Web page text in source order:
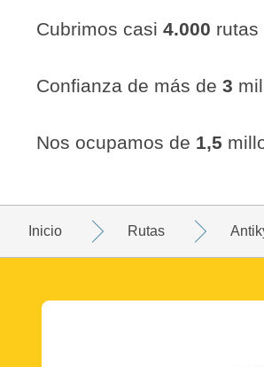
Cubrimos casi 4.000 rutas
Confianza de más de 3
Nos ocupamos de 1,5
Inicio Rutas